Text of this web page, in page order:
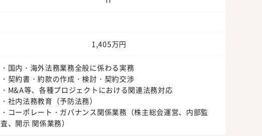
1,405万円
・国内・海外法務業務全般に係わる実務
・契約書・約款の作成・検討・契約交渉
・M&A等、各種プロジェクトにおける関連法務対応
・社内法務教育（予防法務）
・コーポレート・ガバナンス関係業務（株主総会運営、内部監
査、開示 関係業務）